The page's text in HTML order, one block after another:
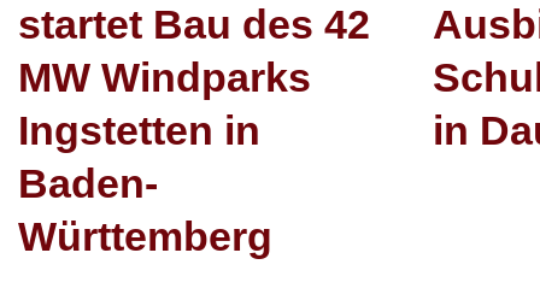
startet Bau des 42
MW Windparks
Ingstetten in
Baden-
Württemberg
in